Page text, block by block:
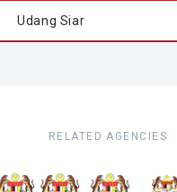
Udang Siar
RELATED AGENCIES